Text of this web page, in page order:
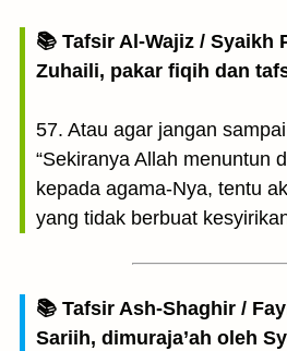
📚 Tafsir Al-Wajiz / Syaikh
Zuhaili, pakar fiqih dan
57. Atau agar jangan
“Sekiranya Allah menuntun
kepada agama-Nya, tentu
yang tidak berbuat
📚 Tafsir Ash-Shaghir /
Sariih, dimuraja’ah oleh